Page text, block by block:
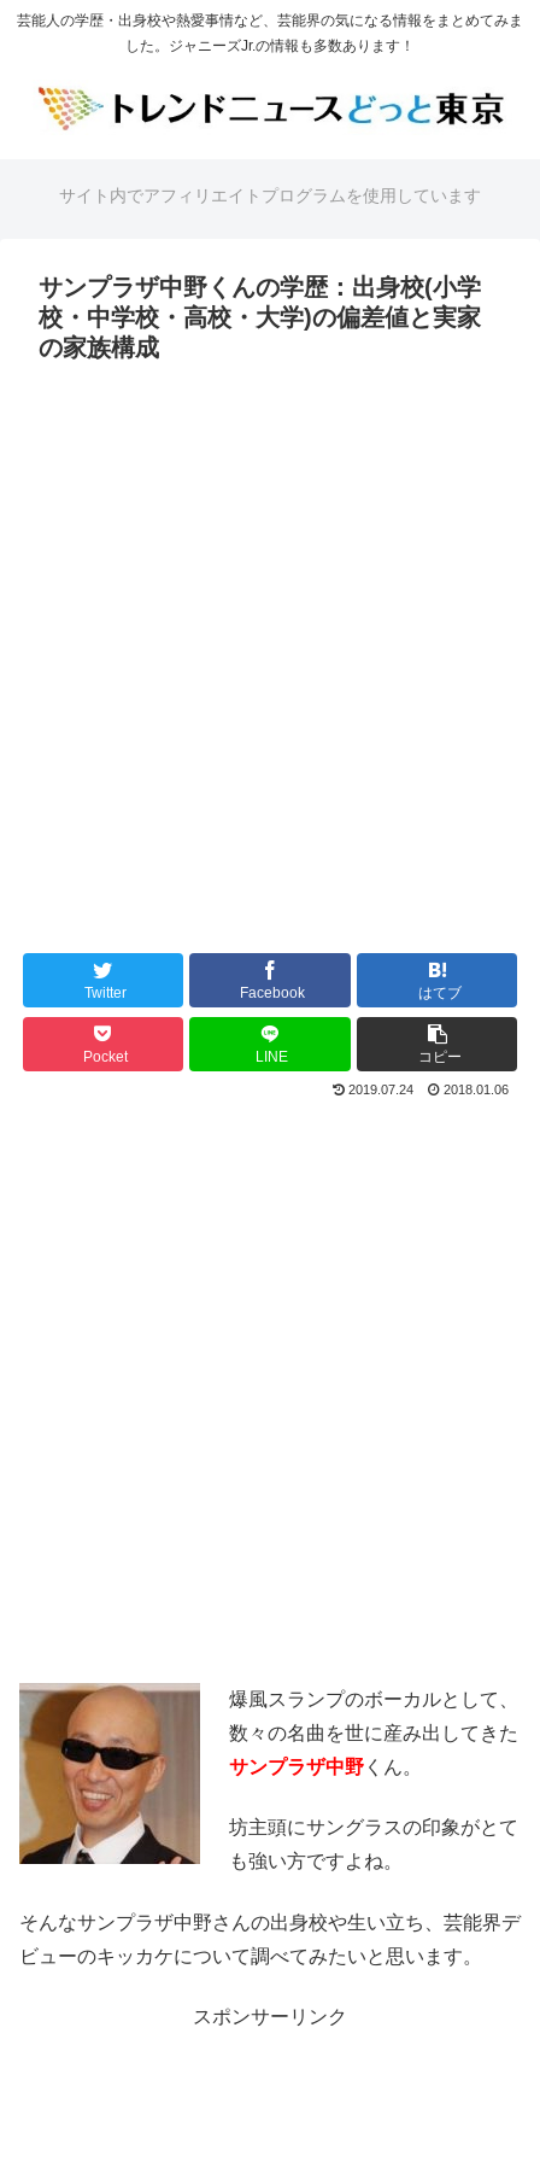
芸能人の学歴・出身校や熱愛事情など、芸能界の気になる情報をまとめてみま
した。ジャニーズJr.の情報も多数あります！
サイト内でアフィリエイトプログラムを使用しています
サンプラザ中野くんの学歴：出身校(小学
校・中学校・高校・大学)の偏差値と実家
の家族構成
Twitter Facebook はてブ
Pocket LINE コピー
2019.07.24 2018.01.06
爆風スランプのボーカルとして、
数々の名曲を世に産み出してきた
サンプラザ中野 くん。
坊主頭にサングラスの印象がとて
も強い方ですよね。
そんなサンプラザ中野さんの出身校や生い立ち、芸能界デ
ビューのキッカケについて調べてみたいと思います。
スポンサーリンク